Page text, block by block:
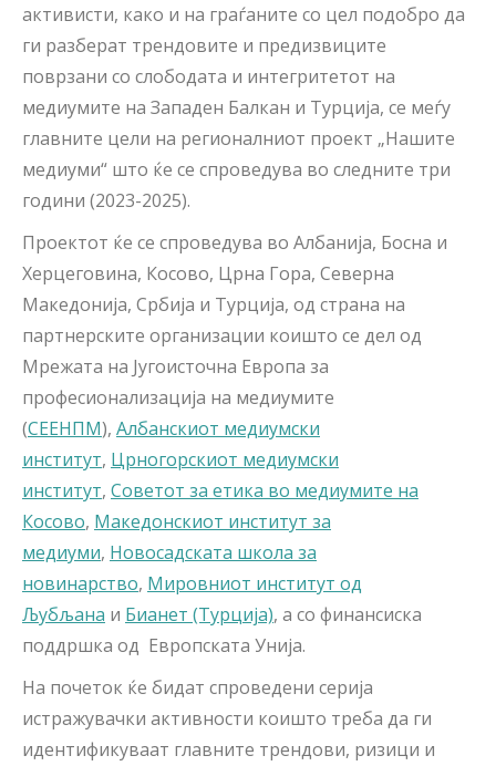
активисти, како и на граѓаните со цел подобро да
ги разберат трендовите и предизвиците
поврзани со слободата и интегритетот на
медиумите на Западен Балкан и Турција, се меѓу
главните цели на регионалниот проект „Нашите
медиуми“ што ќе се спроведува во следните три
години (2023-2025).
Проектот ќе се спроведува во Албанија, Босна и
Херцеговина, Косово, Црна Гора, Северна
Македонија, Србија и Турција, од страна на
партнерските организации коишто се дел од
Мрежата на Југоисточна Европа за
професионализација на медиумите
(СЕЕНПМ), Албанскиот медиумски
институт, Црногорскиот медиумски
институт, Советот за етика во медиумите на
Косово, Македонскиот институт за
медиуми, Новосадската школа за
новинарство, Мировниот институт од
Љубљана и Бианет (Турција), а со финансиска
поддршка од Европската Унија.
На почеток ќе бидат спроведени серија
истражувачки активности коишто треба да ги
идентификуваат главните трендови, ризици и